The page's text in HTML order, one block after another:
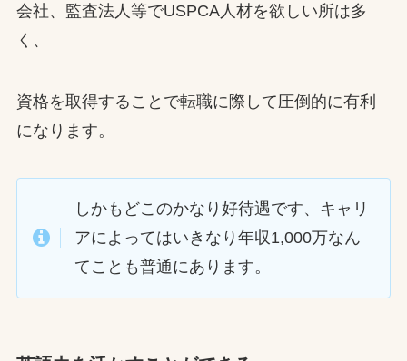
会社、監査法人等でUSPCA人材を欲しい所は多
く、
資格を取得することで転職に際して圧倒的に有利
になります。
しかもどこのかなり好待遇です、キャリ
アによってはいきなり年収1,000万なん
てことも普通にあります。